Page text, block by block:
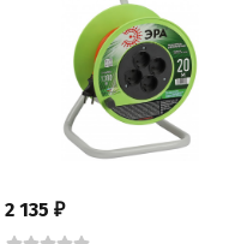
2 135₽